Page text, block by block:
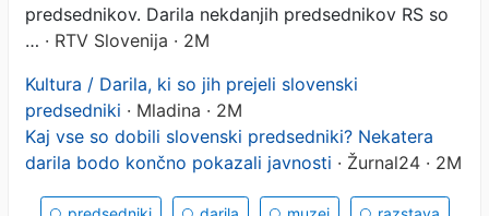
predsednikov. Darila nekdanjih predsednikov RS so
… · RTV Slovenija · 2M
Kultura / Darila, ki so jih prejeli slovenski
predsedniki · Mladina · 2M
Kaj vse so dobili slovenski predsedniki? Nekatera
darila bodo končno pokazali javnosti · Žurnal24 · 2M